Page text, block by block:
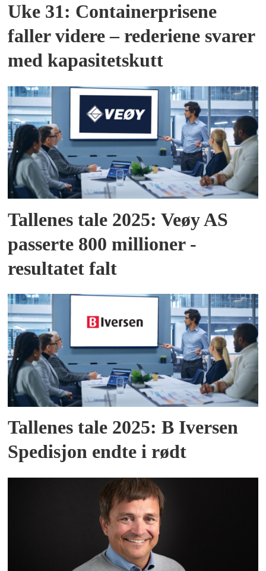
Uke 31: Containerprisene
faller videre – rederiene svarer
med kapasitetskutt
Tallenes tale 2025: Veøy AS
passerte 800 millioner -
resultatet falt
Tallenes tale 2025: B Iversen
Spedisjon endte i rødt